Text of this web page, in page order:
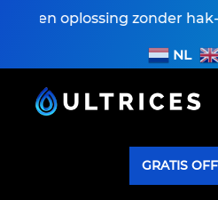
Een oplossing zonder hak-
NL
GRATIS